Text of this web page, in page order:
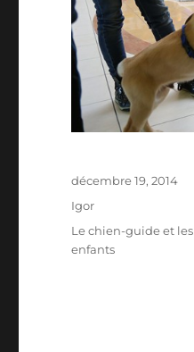
Publié
décembre 19, 2014
Catégories
Igor
Étiquettes
Le chien-guide et les
enfants